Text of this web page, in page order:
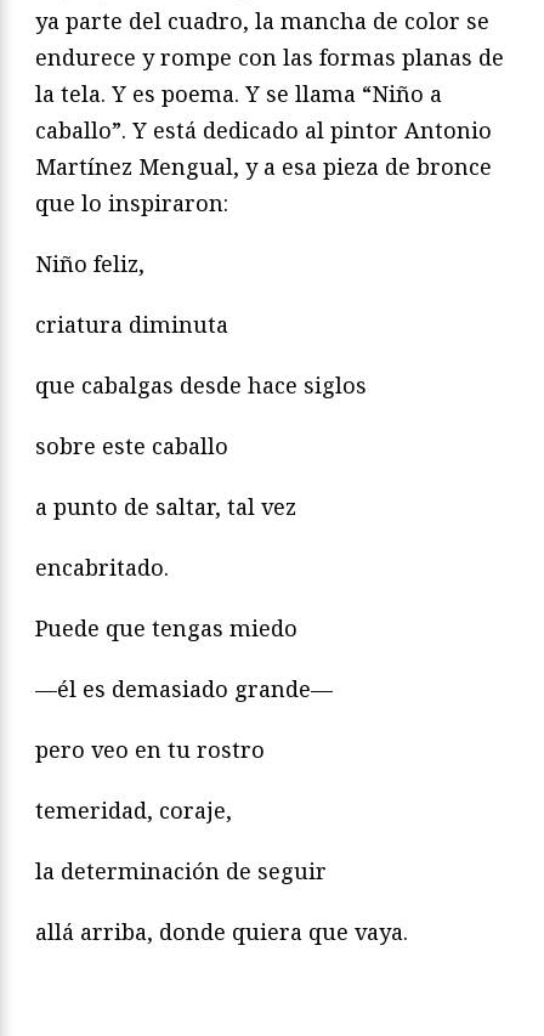
ya parte del cuadro, la mancha de color se
endurece y rompe con las formas planas de
la tela. Y es poema. Y se llama “Niño a
caballo”. Y está dedicado al pintor Antonio
Martínez Mengual, y a esa pieza de bronce
que lo inspiraron:
Niño feliz,
criatura diminuta
que cabalgas desde hace siglos
sobre este caballo
a punto de saltar, tal vez
encabritado.
Puede que tengas miedo
—él es demasiado grande—
pero veo en tu rostro
temeridad, coraje,
la determinación de seguir
allá arriba, donde quiera que vaya.